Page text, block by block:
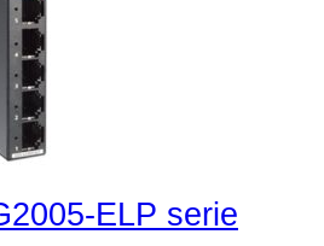
ELP serie